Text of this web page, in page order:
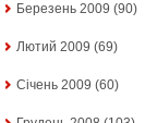
Березень 2009 (90)
Лютий 2009 (69)
Січень 2009 (60)